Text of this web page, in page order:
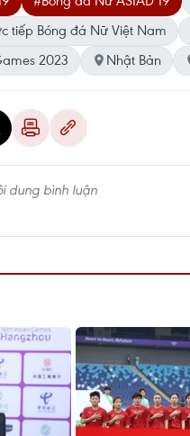
tiếp Bóng đá Nữ Việt Nam
2023
Nhật Bản